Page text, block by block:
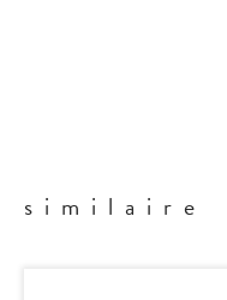
similaire